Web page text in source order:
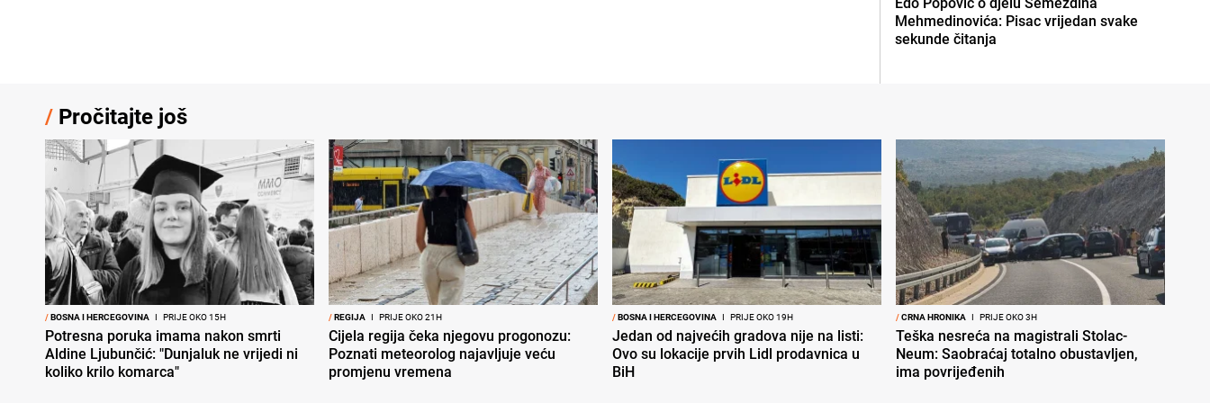
Mehmedinovića: Pisac vrijedan svake
sekunde čitanja
/ Pročitajte još
/BOSNA I HERCEGOVINA I PRIJE OKO 15H
Potresna poruka imama nakon smrti
Aldine Ljubunčić: "Dunjaluk ne vrijedi ni
koliko krilo komarca"
/REGIJA I PRIJE OKO 21H
Cijela regija čeka njegovu progonozu:
Poznati meteorolog najavljuje veću
promjenu vremena
/BOSNA I HERCEGOVINA I PRIJE OKO 19H
Jedan od najvećih gradova nije na listi:
Ovo su lokacije prvih Lidl prodavnica u
BiH
/CRNA HRONIKA I PRIJE OKO 3H
Teška nesreća na magistrali Stolac-
Neum: Saobraćaj totalno obustavljen,
ima povrijeđenih